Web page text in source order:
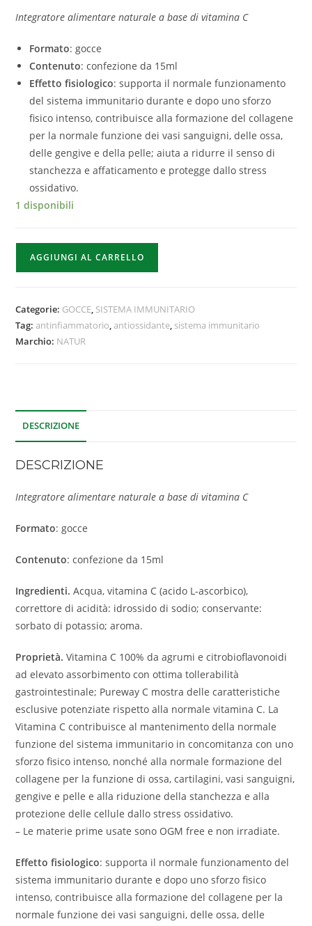
Integratore alimentare naturale a base di vitamina C
Formato: gocce
Contenuto: confezione da 15ml
Effetto fisiologico: supporta il normale funzionamento
del sistema immunitario durante e dopo uno sforzo
fisico intenso, contribuisce alla formazione del collagene
per la normale funzione dei vasi sanguigni, delle ossa,
delle gengive e della pelle; aiuta a ridurre il senso di
stanchezza e affaticamento e protegge dallo stress
ossidativo.
1 disponibili
AGGIUNGI AL CARRELLO
Categorie: GOCCE, SISTEMA IMMUNITARIO
Tag:antinfiammatorio,antiossidante, sistema immunitario
Marchio: NATUR
DESCRIZIONE
DESCRIZIONE
Integratore alimentare naturale a base di vitamina C
Formato: gocce
Contenuto: confezione da 15ml
Ingredienti.Acqua, vitamina C (acido L-ascorbico),
correttore di acidità: idrossido di sodio; conservante:
sorbato di potassio; aroma.
Proprietà.Vitamina C 100% da agrumi e citrobioflavonoidi
ad elevato assorbimento con ottima tollerabilità
gastrointestinale; Pureway C mostra delle caratteristiche
esclusive potenziate rispetto alla normale vitamina C. La
Vitamina C contribuisce al mantenimento della normale
funzione del sistema immunitario in concomitanza con uno
sforzo fisico intenso, nonché alla normale formazione del
collagene per la funzione di ossa, cartilagini, vasi sanguigni,
gengive e pelle e alla riduzione della stanchezza e alla
protezione delle cellule dallo stress ossidativo.
– Le materie prime usate sono OGM free e non irradiate.
Effetto fisiologico: supporta il normale funzionamento del
sistema immunitario durante e dopo uno sforzo fisico
intenso, contribuisce alla formazione del collagene per la
normale funzione dei vasi sanguigni, delle ossa, delle